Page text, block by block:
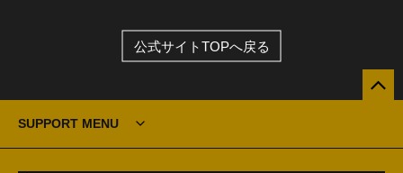
公式サイトTOPへ戻る
SUPPORT MENU